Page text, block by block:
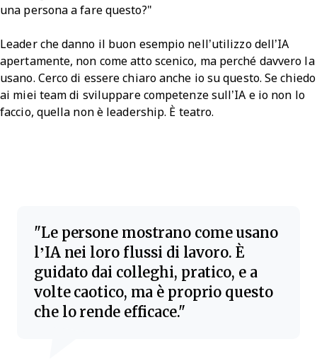
una persona a fare questo?"
Leader che danno il buon esempio nell’utilizzo dell’IA
apertamente, non come atto scenico, ma perché davvero la
usano. Cerco di essere chiaro anche io su questo. Se chiedo
ai miei team di sviluppare competenze sull’IA e io non lo
faccio, quella non è leadership. È teatro.
Le persone mostrano come usano
l’IA nei loro flussi di lavoro. È
guidato dai colleghi, pratico, e a
volte caotico, ma è proprio questo
che lo rende efficace.